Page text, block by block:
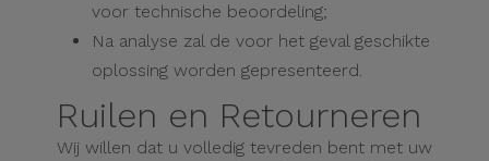
voor technische beoordeling;
Na analyse zal de voor het geval geschikte
oplossing worden gepresenteerd.
Ruilen en Retourneren
Wij willen dat u volledig tevreden bent met uw